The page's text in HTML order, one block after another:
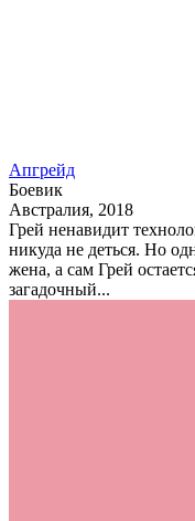
Апгрейд
Боевик
Австралия, 2018
Грей ненавидит
никуда не деться. Но
жена, а сам Грей
загадочный...